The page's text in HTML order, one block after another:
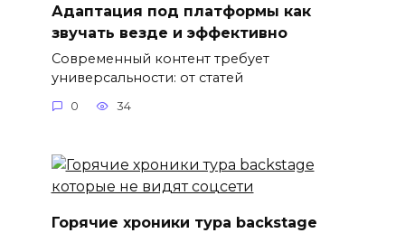
Адаптация под платформы как
звучать везде и эффективно
Современный контент требует
универсальности: от статей
0 34
Горячие хроники тура backstage